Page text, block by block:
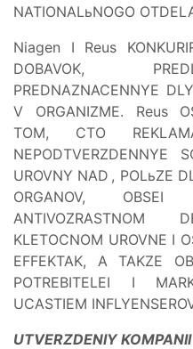
NATIONALьNOGO
Niagen I Reus
DOBAVOK,
PREDNAZNACENNYE
V ORGANIZME. Reus
TOM, CTO
NEPODTVERZDENNYE
UROVNY NAD , POLьZE
ORGANOV,
KLETOCNOM UROVNE I
EFFEKTAK, A TAKZE
POTREBITELEI I
UCASTIEM
UTVERZDENIY KOMPANII